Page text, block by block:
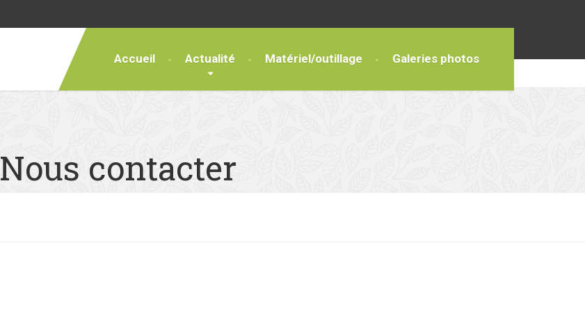
Accueil Actualité Matériel/outillage Galeries photos
Nous contacter